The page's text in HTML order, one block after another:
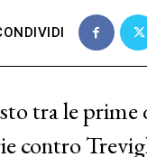
tra le
contro